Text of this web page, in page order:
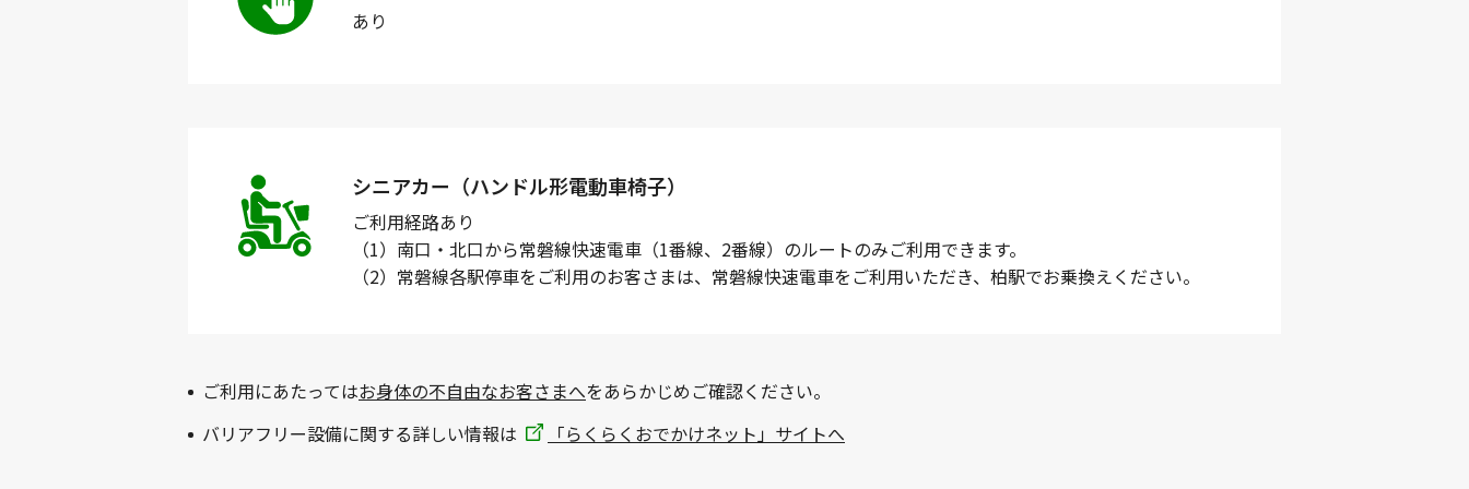
あり
シニアカー（ハンドル形電動車椅子）
ご利用経路あり
（1）南口・北口から常磐線快速電車（1番線、2番線）のルートのみご利用できます。
（2）常磐線各駅停車をご利用のお客さまは、常磐線快速電車をご利用いただき、柏駅でお乗換えください。
ご利用にあたってはお身体の不自由なお客さまへをあらかじめご確認ください。
バリアフリー設備に関する詳しい情報は
「らくらくおでかけネット」サイトへ